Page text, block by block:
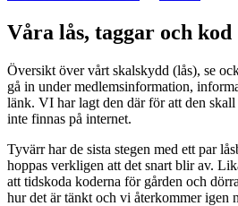
Våra lås, taggar och kod
Översikt över vårt skalskydd (lås), se
gå in under medlemsinformation,
länk. VI har lagt den där för att den
inte finnas på internet.
Tyvärr har de sista stegen med ett par
hoppas verkligen att det snart blir av.
att tidskoda koderna för gården och
hur det är tänkt och vi återkommer igen